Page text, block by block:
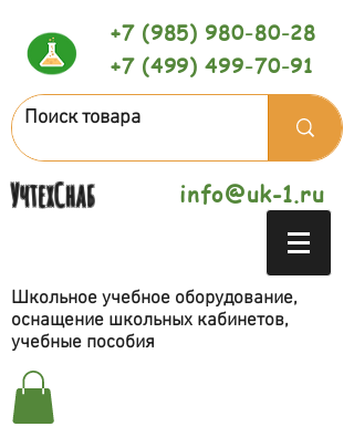
+7 (985) 980-80-28
+7 (499) 499-70-91
УчтехСнаб info@uk-1.ru
Школьное учебное оборудование,
оснащение школьных кабинетов,
учебные пособия